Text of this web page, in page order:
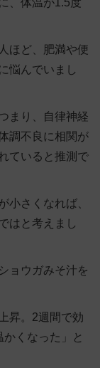
ほど、肥満や便
悩んでいまし
まり、自律神経
調不良に相関が
ていると推測で
小さくなれば、
はと考えまし
ョウガみそ汁を
昇。2週間で効
くなった」と